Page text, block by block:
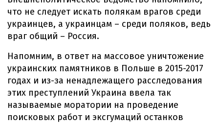
что не следует искать полякам врагов среди
украинцев, а украинцам – среди поляков, ведь
враг общий – Россия.
Напомним, в ответ на массовое уничтожение
украинских памятников в Польше в 2015-2017
годах и из-за ненадлежащего расследования
этих преступлений Украина ввела так
называемые моратории на проведение
поисковых работ и эксгумаций останков